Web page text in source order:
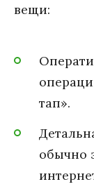
вещи:
тап».
обычно